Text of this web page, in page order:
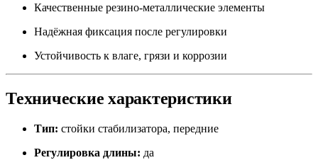
Качественные резино-металлические элементы
Надёжная фиксация после регулировки
Устойчивость к влаге, грязи и коррозии
Технические характеристики
Тип: стойки стабилизатора, передние
Регулировка длины: да